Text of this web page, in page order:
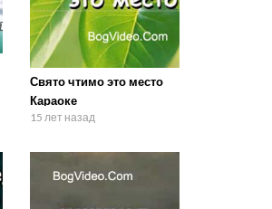
Свято чтимо это место
Караоке
15 лет назад